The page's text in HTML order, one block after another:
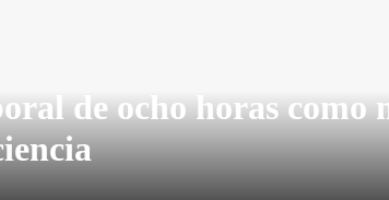
de ocho horas como